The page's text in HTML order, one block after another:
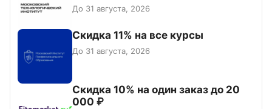
До 31 августа, 2026
Скидка 11% на все курсы
До 31 августа, 2026
Скидка 10% на один заказ до 20
000 ₽